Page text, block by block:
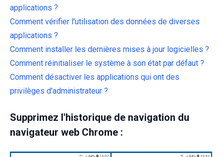
applications ?
Comment vérifier l'utilisation des données de diverses
applications ?
Comment installer les dernières mises à jour logicielles ?
Comment réinitialiser le système à son état par défaut ?
Comment désactiver les applications qui ont des
privilèges d'administrateur ?
Supprimez l'historique de navigation du
navigateur web Chrome :